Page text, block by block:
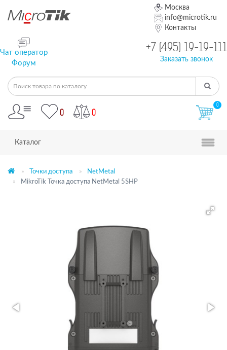
Москва
info@microtik.ru
Контакты
Чат оператор
Форум
+7 (495) 19-19-111
Заказать звонок
0 0
0
Каталог
Точки доступа
NetMetal
MikroTik Точка доступа NetMetal 5SHP